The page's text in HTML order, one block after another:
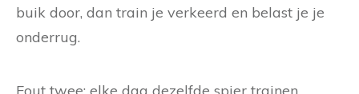
buik door, dan train je verkeerd en belast je je
onderrug.